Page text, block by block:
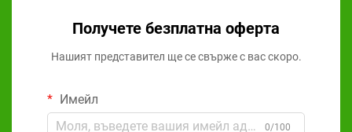
Получете безплатна оферта
Нашият представител ще се свърже с вас скоро.
Имейл
0/100